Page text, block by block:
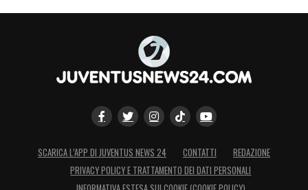
SCARICA L’APP DI JUVENTUS NEWS 24 CONTATTI
REDAZIONE
PRIVACY POLICY E TRATTAMENTO DEI DATI PERSONALI